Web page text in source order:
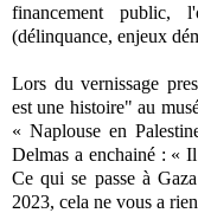
financement public,
(délinquance, enjeux
Lors du vernissage
est une histoire" au
« Naplouse en
Delmas a enchainé : «
Ce qui se passe à
2023, cela ne vous a